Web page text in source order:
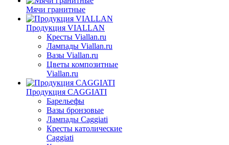
Мячи гранитные
Продукция VIALLAN
Кресты Viallan.ru
Лампады Viallan.ru
Вазы Viallan.ru
Цветы композитные
Viallan.ru
Продукция CAGGIATI
Барельефы
Вазы бронзовые
Лампады Caggiati
Кресты католические
Caggiati